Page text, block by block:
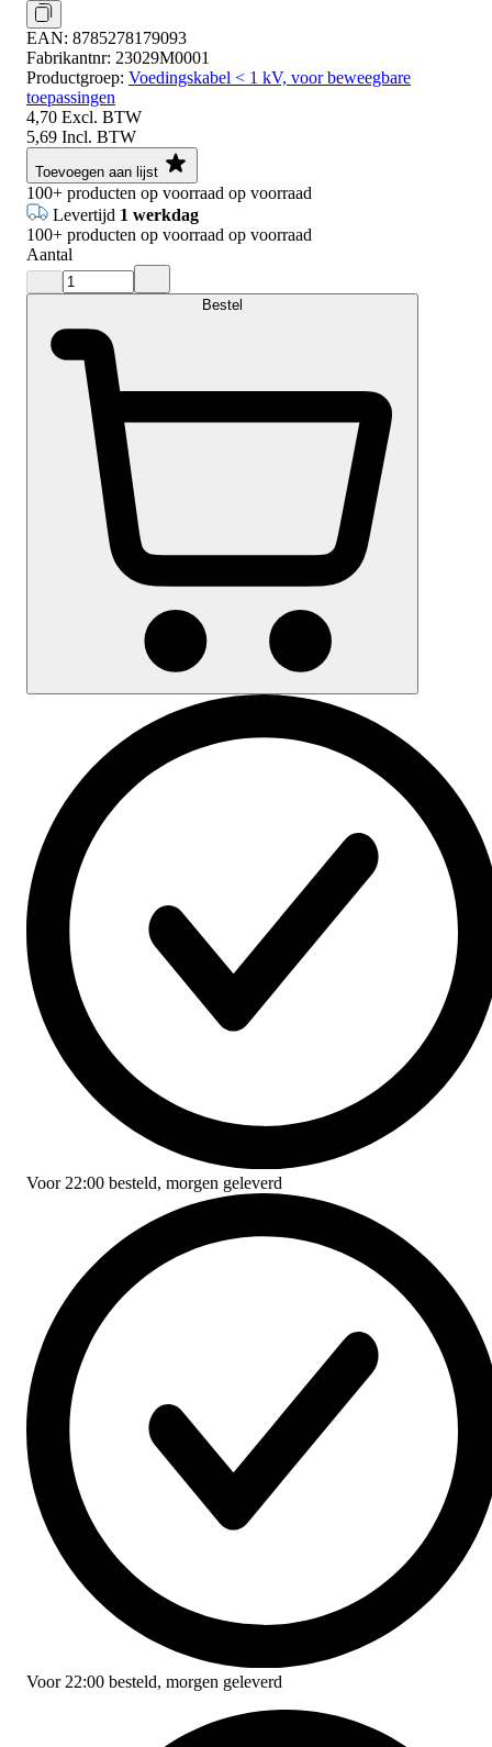
EAN: 8785278179093
Fabrikantnr: 23029M0001
Productgroep: Voedingskabel < 1 kV, voor beweegbare
toepassingen
4,70 Excl. BTW
5,69 Incl. BTW
Toevoegen aan lijst
100+ producten op voorraad op voorraad
Levertijd 1 werkdag
100+ producten op voorraad op voorraad
Aantal
Bestel
Voor 22:00 besteld, morgen geleverd
Voor 22:00 besteld, morgen geleverd